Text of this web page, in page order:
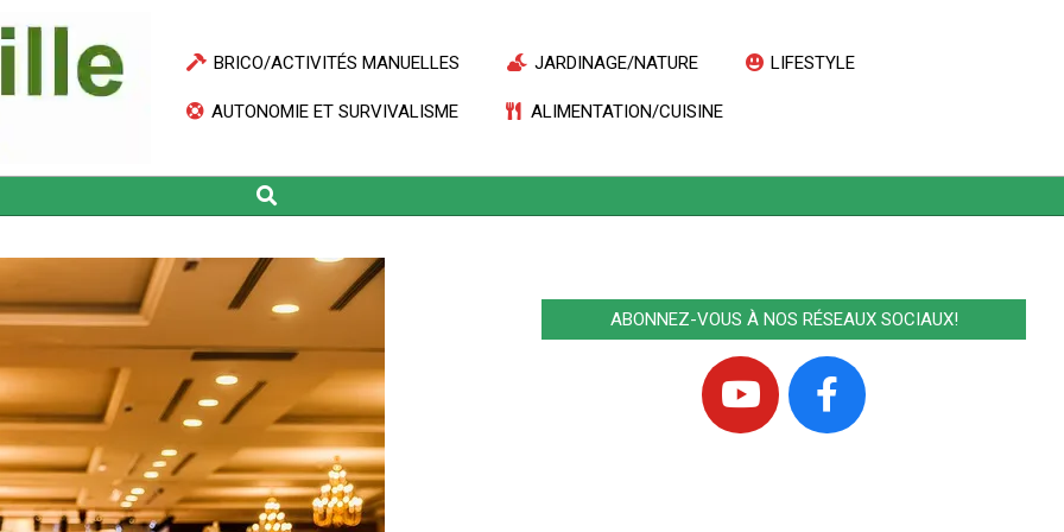
BRICO/ACTIVITÉS MANUELLES JARDINAGE/NATURE LIFESTYLE
AUTONOMIE ET SURVIVALISME ALIMENTATION/CUISINE
Search
ABONNEZ-VOUS À NOS RÉSEAUX SOCIAUX!